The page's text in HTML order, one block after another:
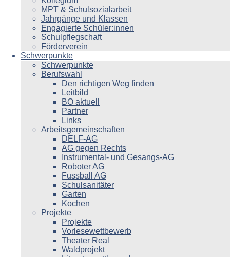
MPT & Schulsozialarbeit
Jahrgänge und Klassen
Engagierte Schüler:innen
Schulpflegschaft
Förderverein
Schwerpunkte
Schwerpunkte
Berufswahl
Den richtigen Weg finden
Leitbild
BO aktuell
Partner
Links
Arbeitsgemeinschaften
DELF-AG
AG gegen Rechts
Instrumental- und Gesangs-AG
Roboter AG
Fussball AG
Schulsanitäter
Garten
Kochen
Projekte
Projekte
Vorlesewettbewerb
Theater Real
Waldprojekt